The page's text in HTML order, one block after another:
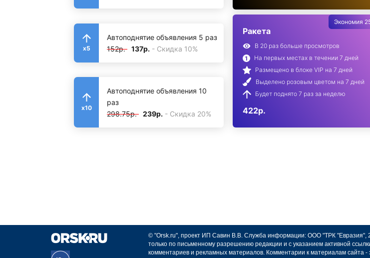
x5
Автоподнятие объявления 5 раз
152р. 137р. - Скидка 10%
x10
Автоподнятие объявления 10
раз
298.75р. 239р. - Скидка 20%
Экономия
Ракета
В 20 раз больше просмотров
На первых местах в течении 7 дней
Размещено в блоке VIP на 7 дней
Выделено розовым цветом на 7 дней
Будет поднято 7 раз за неделю
422р.
© "Orsk.ru", проект ИП Савин В.В. Служба информации: ООО "ТРК "Евразия",
только по письменному разрешению редакции и с указанием активной
комментариев и рекламных материалов. Комментарии к материалам сайта